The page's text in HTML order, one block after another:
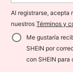
Al registrarse, acepta
nuestrosTérminos y
Me gustaría
SHEIN por
con SHEIN